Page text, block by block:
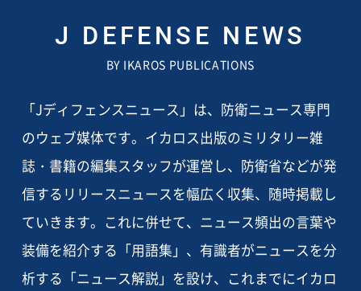
J DEFENSE NEWS
BY IKAROS PUBLICATIONS
「Jディフェンスニュース」は、防衛ニュース専門
のウェブ媒体です。イカロス出版のミリタリー雑
誌・書籍の編集スタッフが運営し、防衛省などが発
信するリリースニュースを幅広く収集、随時掲載し
ていきます。これに併せて、ニュース頻出の言葉や
装備を紹介する「用語集」、有識者がニュースを分
析する「ニュース解説」を設け、これまでにイカロ